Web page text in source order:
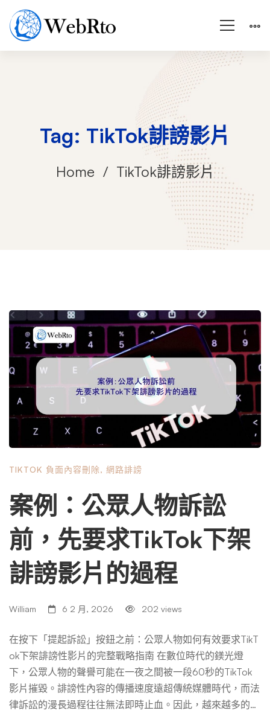
Tag: TikTok誹謗影片
Home TikTok誹謗影片
TIKTOK 負面內容刪除, 網路誹謗
案例：公眾人物訴訟
前，先要求TikTok下架
誹謗影片的過程
William 6 2 月, 2026 202 views
在按下「提起訴訟」按鈕之前：公眾人物如何有效要求TikT
ok下架誹謗性影片的完整戰略指南 在數位時代的鎂光燈
下，公眾人物的聲譽可能在一夜之間被一段60秒的TikTok
影片摧毀。誹謗性內容的傳播速度遠超傳統媒體時代，而法
律訴訟的漫長過程往往無法即時止血。因此，越來越多的公